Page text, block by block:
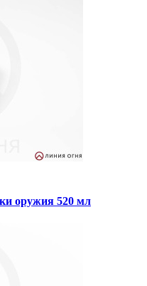
оружия 520 мл